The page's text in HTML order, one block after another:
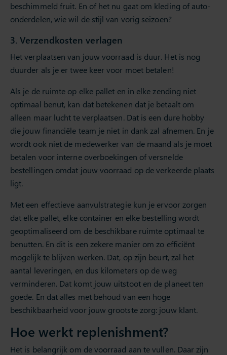
beschimmeld fruit. En of het nu gaat om kleding of auto-
onderdelen, wie wil de stijl van vorig seizoen?
3. Verzendkosten verlagen
Het verplaatsen van jouw voorraad is duur. Het is nog
duurder als je er twee keer voor moet betalen!
Als je de ruimte op elke pallet en in elke zending niet
optimaal benut, kan dat betekenen dat je betaalt om
alleen maar lucht te verplaatsen. Dat is een dure hobby
die jouw financiële team je niet in dank zal afnemen. En je
wordt ook niet de medewerker van de maand als je moet
betalen voor interne overboekingen of versnelde
bestellingen omdat jouw voorraad op de verkeerde plaats
ligt.
Met een effectieve aanvulstrategie kun je ervoor zorgen
dat elke pallet, elke container en elke bestelling wordt
geoptimaliseerd om de beschikbare ruimte optimaal te
benutten. En dit is een zekere manier om zo efficiënt
mogelijk te blijven werken. Dat, op zijn beurt, zal het
aantal leveringen, en dus kilometers op de weg
verminderen. Dat komt jouw uitstoot en de planeet ten
goede. En dat alles met behoud van een hoge
beschikbaarheid voor jouw grootste zorg: jouw klant.
Hoe werkt replenishment?
Het is belangrijk om de voorraad aan te vullen. Daar zijn